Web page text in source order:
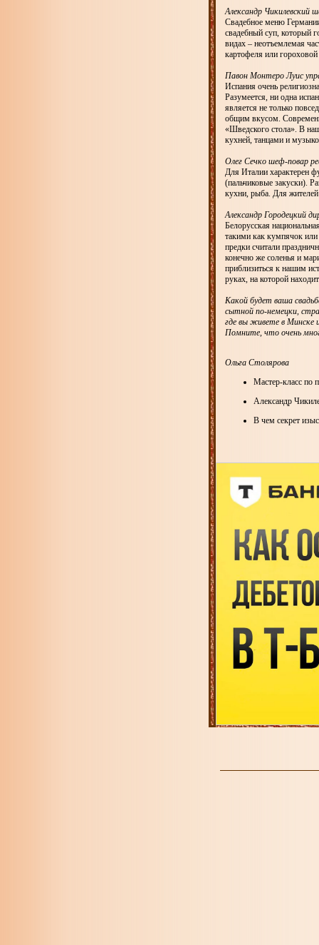
Александр Чикилевский
Свадебное меню
свадебный суп, который
видах – неотъемлемая
картофеля или
Павон Монтеро Луис
Испания очень
Разумеется, ни одна
является не только
общим вкусом.
«Шведского стола». В
кухней, танцами и
Олег Сечко шеф-повар
Для Италии характерен
(пальчиковые закуски).
кухни, рыба. Для
Александр Городецкий
Белорусская
такими как кумпячок
предки считали
конечно же соленья и
приблизиться к нашим
руках, на которой
Какой будет ваша
сытной по-немецки,
где вы живете в Минске
Помните, что очень
Ольга Столярова
Мастер-класс по
Александр
В чем секрет